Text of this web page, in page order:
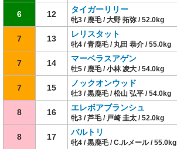
6 12 タイガーリリー
牝3 / 鹿毛 / 大野 拓弥 / 52.0kg
7 13 レリスタット
牝4 / 青鹿毛 / 丸田 恭介 / 55.0kg
7 14 マーベラスアゲン
牡5 / 鹿毛 / 小林 凌大 / 54.0kg
7 15 ノックオンウッド
牡3 / 黒鹿毛 / 松山 弘平 / 54.0kg
8 16 エレボアブランシュ
牝3 / 芦毛 / 戸崎 圭太 / 52.0kg
8 17 バルトリ
牝4 / 黒鹿毛 / C.ルメール / 55.0kg